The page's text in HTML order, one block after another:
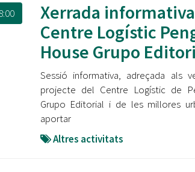
Xerrada
Centre Logístic
House Grupo
Sessió informativa, adreçada als
projecte del Centre Logístic de
Grupo Editorial i de les millores
aportar
Altres activitats